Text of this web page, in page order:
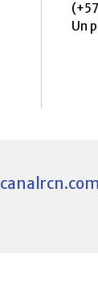
Un
canalrcn.com